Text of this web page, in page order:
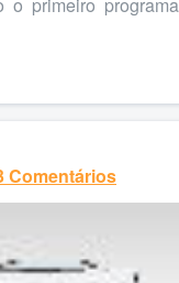
Comentários